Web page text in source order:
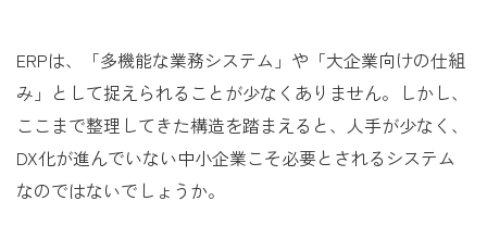
ERPは、「多機能な業務システム」や「大企業向けの仕組
み」として捉えられることが少なくありません。しかし、
ここまで整理してきた構造を踏まえると、人手が少なく、
DX化が進んでいない中小企業こそ必要とされるシステム
なのではないでしょうか。